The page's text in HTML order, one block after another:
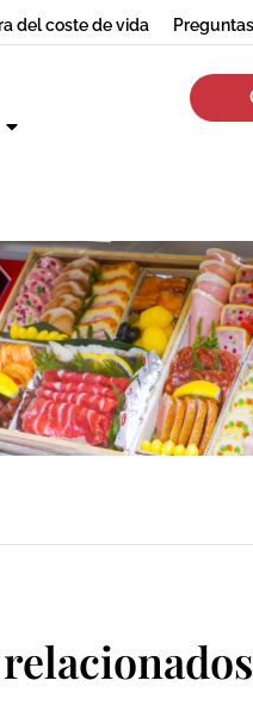
del coste de vida